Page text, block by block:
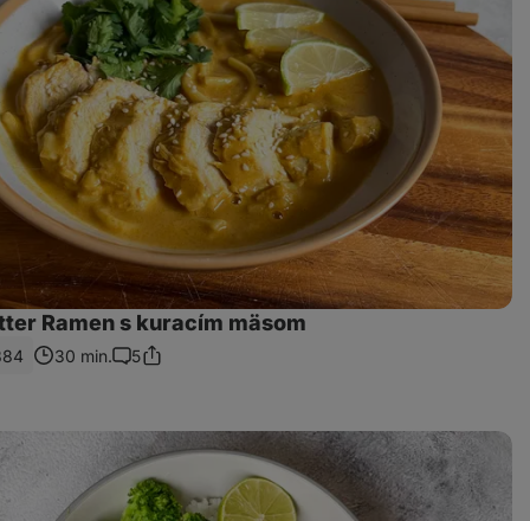
Ramen s kuracím mäsom
30 min.
Komentáre
5Zdieľať